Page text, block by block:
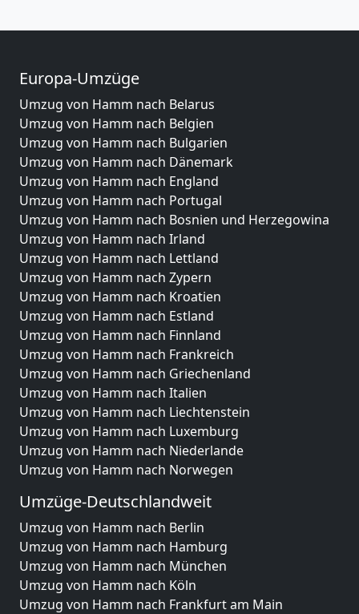
Europa-Umzüge
Umzug von Hamm nach Belarus
Umzug von Hamm nach Belgien
Umzug von Hamm nach Bulgarien
Umzug von Hamm nach Dänemark
Umzug von Hamm nach England
Umzug von Hamm nach Portugal
Umzug von Hamm nach Bosnien und Herzegowina
Umzug von Hamm nach Irland
Umzug von Hamm nach Lettland
Umzug von Hamm nach Zypern
Umzug von Hamm nach Kroatien
Umzug von Hamm nach Estland
Umzug von Hamm nach Finnland
Umzug von Hamm nach Frankreich
Umzug von Hamm nach Griechenland
Umzug von Hamm nach Italien
Umzug von Hamm nach Liechtenstein
Umzug von Hamm nach Luxemburg
Umzug von Hamm nach Niederlande
Umzug von Hamm nach Norwegen
Umzüge-Deutschlandweit
Umzug von Hamm nach Berlin
Umzug von Hamm nach Hamburg
Umzug von Hamm nach München
Umzug von Hamm nach Köln
Umzug von Hamm nach Frankfurt am Main